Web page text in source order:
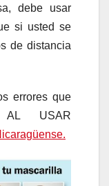
debe usar
si usted se
de distancia
errores que
AL USAR